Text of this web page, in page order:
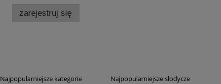
zarejestruj się
Najpopularniejsze kategorie
Najpopularniejsze słodycze